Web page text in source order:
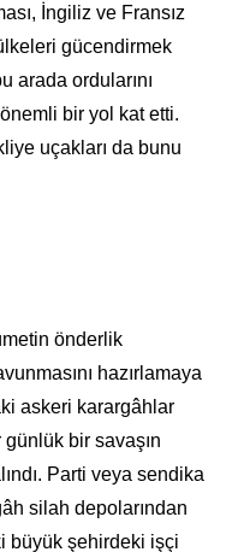
İngiliz ve Fransız
gücendirmek
arada ordularını
bir yol kat etti.
uçakları da bunu
önderlik
hazırlamaya
askeri karargâhlar
günlük bir savaşın
Parti veya sendika
silah depolarından
büyük şehirdeki işçi